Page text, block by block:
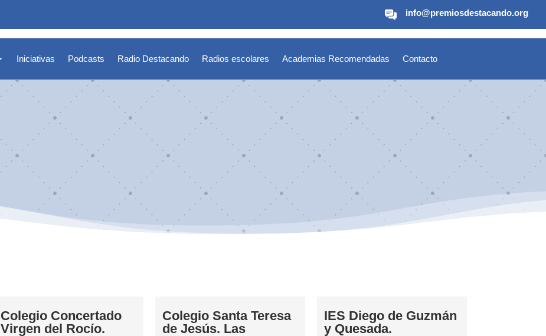
info@premiosdestacando.org
Iniciativas Podcasts Radio Destacando Radios escolares Academias Recomendadas Contacto
Colegio Concertado
Virgen del Rocío.
Colegio Santa Teresa
de Jesús. Las
IES Diego de Guzmán
y Quesada.